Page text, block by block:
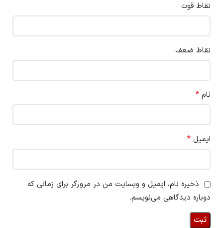
نقاط قوت
نقاط ضعف
نام *
ایمیل *
ذخیره نام، ایمیل و وبسایت من در مرورگر برای زمانی که
دوباره دیدگاهی می‌نویسم.